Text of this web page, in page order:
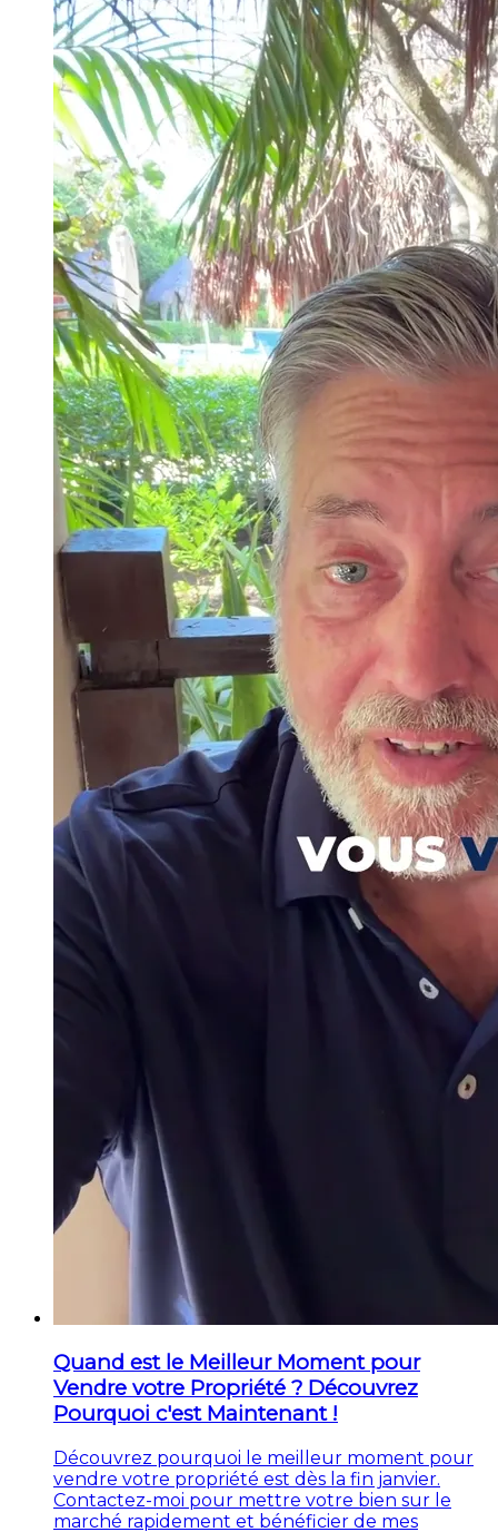
Quand est le Meilleur Moment pour
Vendre votre Propriété ? Découvrez
Pourquoi c'est Maintenant !
Découvrez pourquoi le meilleur moment pour
vendre votre propriété est dès la fin janvier.
Contactez-moi pour mettre votre bien sur le
marché rapidement et bénéficier de mes